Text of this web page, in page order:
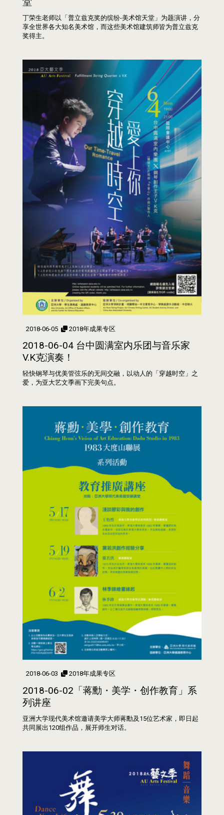
丁荣生老师以「普立兹克奖的缤纷-美术馆天堂」为题演讲，分
享全世界各大知名美术馆，而这些美术馆建筑师皆为普立兹克
奖得主。
2018-06-05 2018年成果专区
2018-06-04 台中圆满室内乐团与音乐家
V.K克演奏！
轻快钢琴与优美管弦乐的无间交融，以动人的「穿越时空」之
爱，为亚大艺文季画下完美句点。
2018-06-03 2018年成果专区
2018-06-02「蒋勳・美学・创作教育」系
列讲座
亚洲大学现代美术馆邀请美学大师蒋勳及15位艺术家，即日起
共同展出120组作品，展开师生对话。